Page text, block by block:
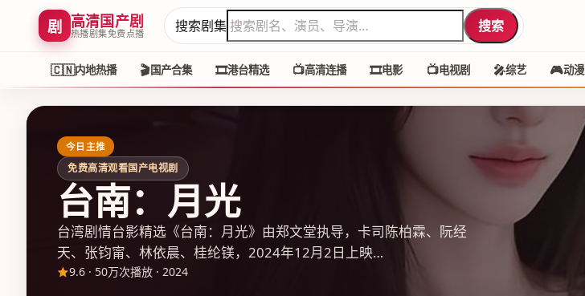
剧 高清国产剧
热播剧集免费点播 搜索剧集 搜索
🇨🇳内地热播 🎬国产合集 🎞️港台精选 📺高清连播 🎞️电影 📺电视剧 🎤综艺 🎮动漫
今日主推
免费高清观看国产电视剧
台南：月光
台湾剧情台影精选《台南：月光》由郑文堂执导，卡司陈柏霖、阮经
天、张钧甯、林依晨、桂纶镁，2024年12月2日上映…
9.6 · 50万次播放 · 2024